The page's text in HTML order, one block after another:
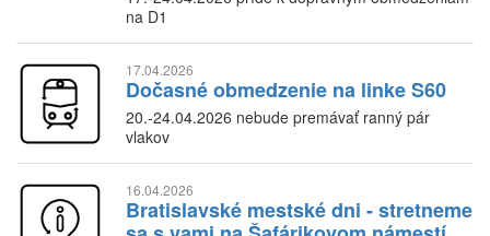
na D1
17.04.2026
Dočasné obmedzenie na linke S60
20.-24.04.2026 nebude premávať ranný pár
vlakov
16.04.2026
Bratislavské mestské dni - stretneme